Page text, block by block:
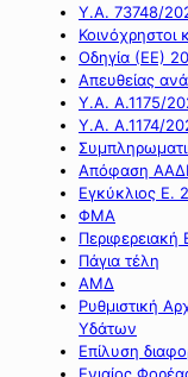
Υ.Α. 73748/
Κοινόχρηστοι
Οδηγία (ΕΕ)
Απευθείας
Υ.Α. Α.1175/
Υ.Α. Α.1174/
Απόφαση
Εγκύκλιος Ε.
ΦΜΑ
Περιφερειακή
Πάγια τέλη
ΑΜΔ
Ρυθμιστική
Υδάτων
Επίλυση